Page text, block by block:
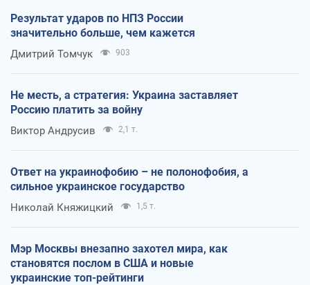
Результат ударов по НПЗ России
значительно больше, чем кажется
Дмитрий Томчук 903
Не месть, а стратегия: Украина заставляет
Россию платить за войну
Виктор Андрусив 2,1 т.
Ответ на украинофобию – не полонофобия, а
сильное украинское государство
Николай Княжицкий 1,5 т.
Мэр Москвы внезапно захотел мира, как
становятся послом в США и новые
украинские топ-рейтинги